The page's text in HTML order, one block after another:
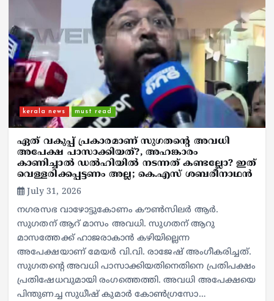
kerala news must read
ഏത് വകുപ്പ് പ്രകാരമാണ് സുഗതന്‍റെ അവധി
അപേക്ഷ പാസാക്കിയത്?, അഹങ്കാരം
കാണിച്ചാല്‍ ഡല്‍ഹിയില്‍ നടന്നത് കണ്ടല്ലോ? ഇത്
വെള്ളരിക്കപ്പട്ടണം അല്ല; കെ.എസ് ശബരീനാഥന്‍
July 31, 2026
നഗരസഭ വാഴോട്ടുകോണം കൗൺസിലർ ആര്‍.
സുഗതന് ആറ് മാസം അവധി. സുഗതന് ആറു
മാസത്തേക്ക് ഹാജരാകാന്‍ കഴിയില്ലെന്ന
അപേക്ഷയാണ് മേയര്‍ വി.വി. രാജേഷ് അംഗീകരിച്ചത്.
സുഗതന്റെ അവധി പാസാക്കിയതിനെതിനെ പ്രതിപക്ഷം
പ്രതിഷേധവുമായി രംഗത്തെത്തി. അവധി അപേക്ഷയെ
പിന്തുണച്ച സുധീഷ് കുമാർ കോൺഗ്രസോ…